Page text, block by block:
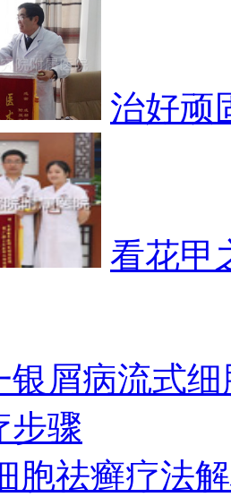
治好顽
看花甲
银屑病流式
步骤
胞祛癣疗法